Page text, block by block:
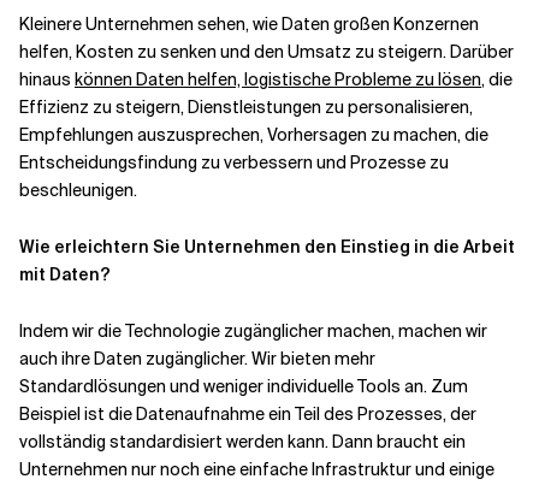
Kleinere Unternehmen sehen, wie Daten großen Konzernen
helfen, Kosten zu senken und den Umsatz zu steigern. Darüber
hinaus können Daten helfen, logistische Probleme zu lösen, die
Effizienz zu steigern, Dienstleistungen zu personalisieren,
Empfehlungen auszusprechen, Vorhersagen zu machen, die
Entscheidungsfindung zu verbessern und Prozesse zu
beschleunigen.
Wie erleichtern Sie Unternehmen den Einstieg in die Arbeit
mit Daten?
Indem wir die Technologie zugänglicher machen, machen wir
auch ihre Daten zugänglicher. Wir bieten mehr
Standardlösungen und weniger individuelle Tools an. Zum
Beispiel ist die Datenaufnahme ein Teil des Prozesses, der
vollständig standardisiert werden kann. Dann braucht ein
Unternehmen nur noch eine einfache Infrastruktur und einige